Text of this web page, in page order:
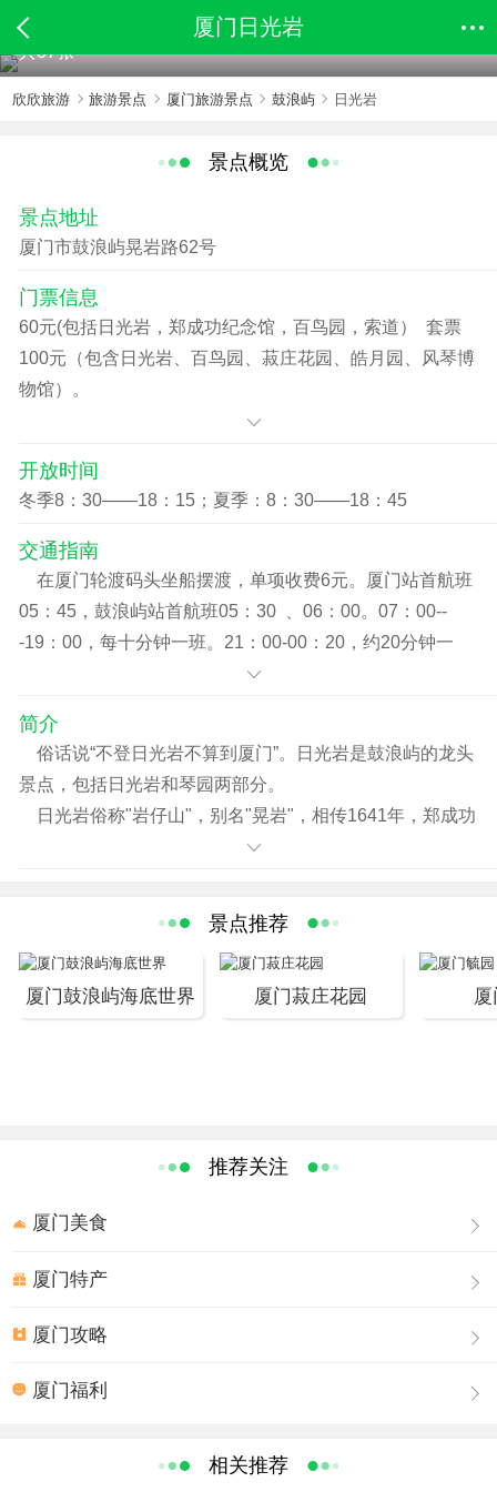
厦门日光岩
共37张
欣欣旅游 旅游景点 厦门旅游景点 鼓浪屿 日光岩
景点概览
景点地址
厦门市鼓浪屿晃岩路62号
门票信息
60元(包括日光岩，郑成功纪念馆，百鸟园，索道） 套票
100元（包含日光岩、百鸟园、菽庄花园、皓月园、风琴博
物馆）。
开放时间
冬季8：30——18：15；夏季：8：30——18：45
交通指南
在厦门轮渡码头坐船摆渡，单项收费6元。厦门站首航班
05：45，鼓浪屿站首航班05：30 、06：00。07：00--
-19：00，每十分钟一班。21：00-00：20，约20分钟一
班。上岸后步行10多分钟就能到达日光岩。
简介
俗话说“不登日光岩不算到厦门”。日光岩是鼓浪屿的龙头
景点，包括日光岩和琴园两部分。
日光岩俗称"岩仔山"，别名"晃岩"，相传1641年，郑成功
来到晃岩，看到这里的景色胜过日本的日光山，便把"晃"字
书法家何绍基题刻“脚力尽时山更好”七个大字，笔法俊逸潇
洒，自成一格，意在鼓励游人奋力攀登，更上一层楼，风
光在顶峰。
一”。“鼓浪洞天”每字高约1.20米，宽约1.00米，左侧有楷书
阳少鹤丁一中题并书。同游者/儒士黄俊明、曾一贯、曾一
是日光岩年代最早的题刻。 日光岩龙头山 位于日光岩莲花
字，其下直行跋语：“此山俗称岩仔山。考/厦志：‘龙头山即
泐石以存旧称。/民国八年，黄仲训识。”字幅高2.4米，宽
景点推荐
厦门鼓浪屿海底世界 厦门菽庄花园
推荐关注
厦门美食
厦门特产
厦门攻略
厦门福利
相关推荐